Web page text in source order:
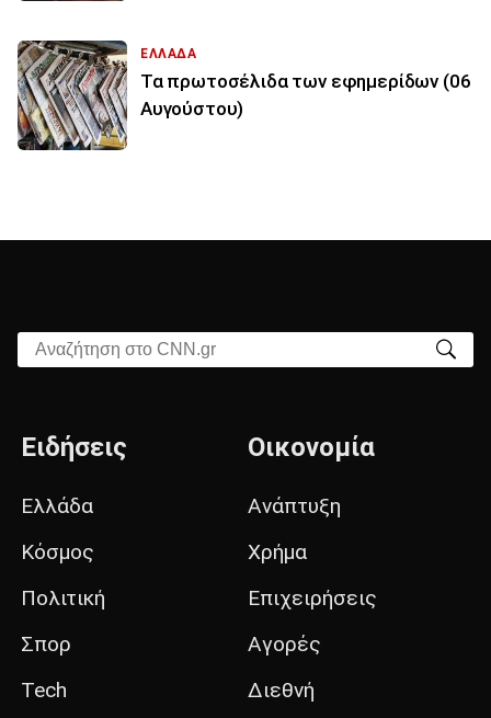
ΕΛΛΑΔΑ
Τα πρωτοσέλιδα των εφημερίδων (06
Αυγούστου)
Αναζήτηση στο CNN.gr
Ειδήσεις
Ελλάδα
Κόσμος
Πολιτική
Σπορ
Tech
Οικονομία
Ανάπτυξη
Χρήμα
Επιχειρήσεις
Αγορές
Διεθνή